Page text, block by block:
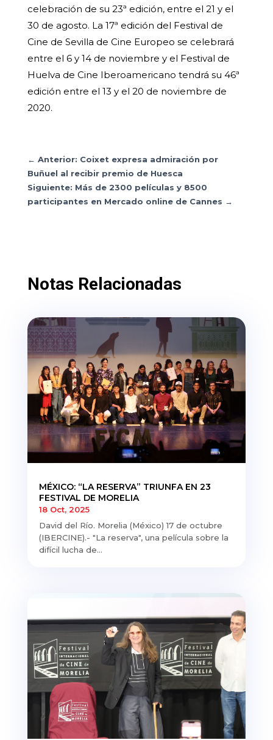
celebración de su 23ª edición, entre el 21 y el
30 de agosto. La 17ª edición del Festival de
Cine de Sevilla de Cine Europeo se celebrará
entre el 6 y 14 de noviembre y el Festival de
Huelva de Cine Iberoamericano tendrá su 46ª
edición entre el 13 y el 20 de noviembre de
2020.
← Anterior: Coixet expresa admiración por
Buñuel al recibir premio de Huesca
Siguiente: Más de 2300 películas y 8500
participantes en Mercado online de Cannes →
Notas Relacionadas
MÉXICO: “LA RESERVA” TRIUNFA EN 23
FESTIVAL DE MORELIA
18 Oct, 2025
David del Río. Morelia (México) 17 de octubre
(IBERCINE).- "La reserva", una película sobre la
difícil lucha de...